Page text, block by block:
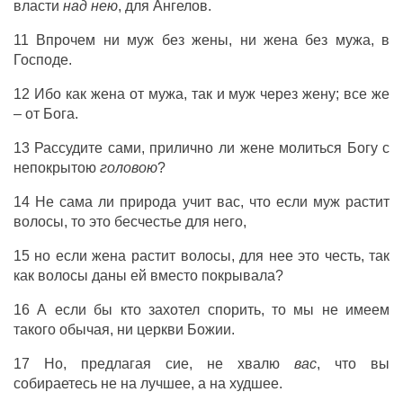
власти над нею, для Ангелов.
11 Впрочем ни муж без жены, ни жена без мужа, в
Господе.
12 Ибо как жена от мужа, так и муж через жену; все же
– от Бога.
13 Рассудите сами, прилично ли жене молиться Богус
непокрытою головою?
14 Не сама ли природа учит вас, что если муж растит
волосы, то это бесчестьедля него,
15 но если жена растит волосы, для нее это честь, так
как волосы даны ей вместо покрывала?
16А если бы кто захотел спорить, то мы не имеем
такого обычая, ни церкви Божии.
17 Но, предлагая сие, не хвалю вас, что вы
собираетесь не на лучшее, а на худшее.